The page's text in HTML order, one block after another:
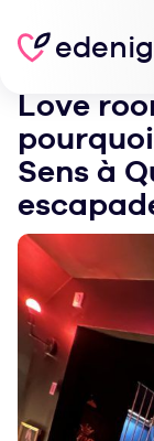
Love
Sens à